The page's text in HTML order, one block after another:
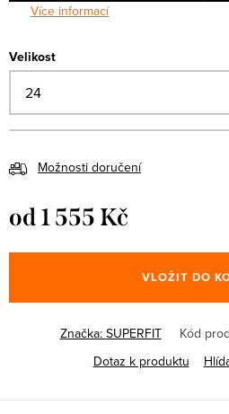
Více informací
Velikost
Možnosti doručení
od1 555 Kč
cena:
VLOŽIT DO
Značka: SUPERFIT Kód
Dotaz k produktu